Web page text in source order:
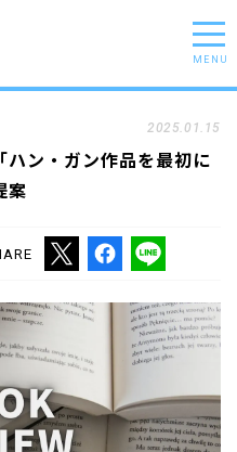
MENU
ン・ガン作品を最初に
案
2025.01.15